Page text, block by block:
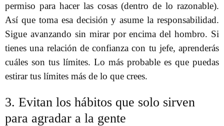
permiso para hacer las cosas (dentro de lo razonable).
Así que toma esa decisión y asume la responsabilidad.
Sigue avanzando sin mirar por encima del hombro. Si
tienes una relación de confianza con tu jefe, aprenderás
cuáles son tus límites. Lo más probable es que puedas
estirar tus límites más de lo que crees.
3. Evitan los hábitos que solo sirven
para agradar a la gente